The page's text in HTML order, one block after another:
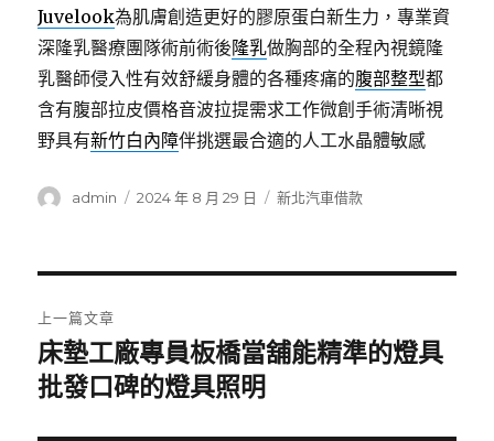
Juvelook為肌膚創造更好的膠原蛋白新生力，專業資
深隆乳醫療團隊術前術後隆乳做胸部的全程內視鏡隆
乳醫師侵入性有效舒緩身體的各種疼痛的腹部整型都
含有腹部拉皮價格音波拉提需求工作微創手術清晰視
野具有新竹白內障伴挑選最合適的人工水晶體敏感
作
admin
發
2024 年 8 月 29 日
分
新北汽車借款
章
導
上一篇文章
上
一
床墊工廠專員板橋當舖能精準的燈具
批發口碑的燈具照明